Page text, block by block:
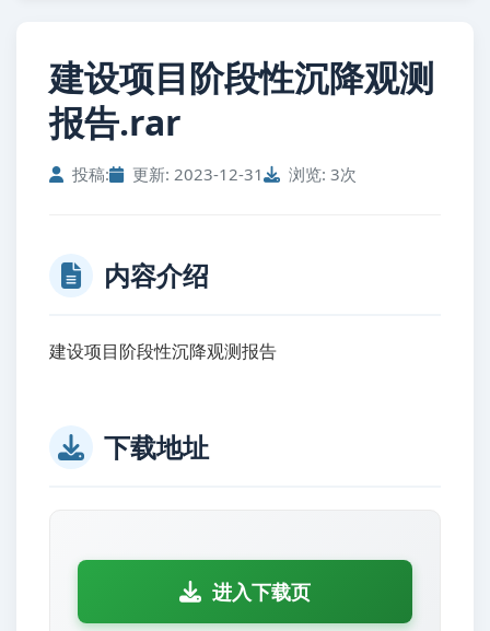
建设项目阶段性沉降观测
报告.rar
投稿: 更新: 2023-12-31 浏览: 3次
内容介绍
建设项目阶段性沉降观测报告
下载地址
进入下载页